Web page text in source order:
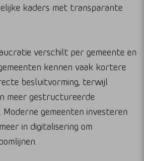
kaders met transparante
verschilt per gemeente en
kennen vaak kortere
besluitvorming, terwijl
meer gestructureerde
Moderne gemeenten investeren
in digitalisering om